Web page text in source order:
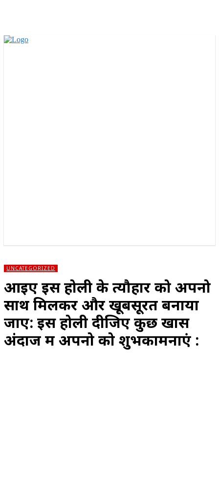
UNCATEGORIZED
आइए इस होली के त्यौहार को अपनो
साथ मिलकर और खूबसूरत बनाया
जाए: इस होली दीजिए कुछ खास
अंदाज में अपनो को शुभकामनाएं :